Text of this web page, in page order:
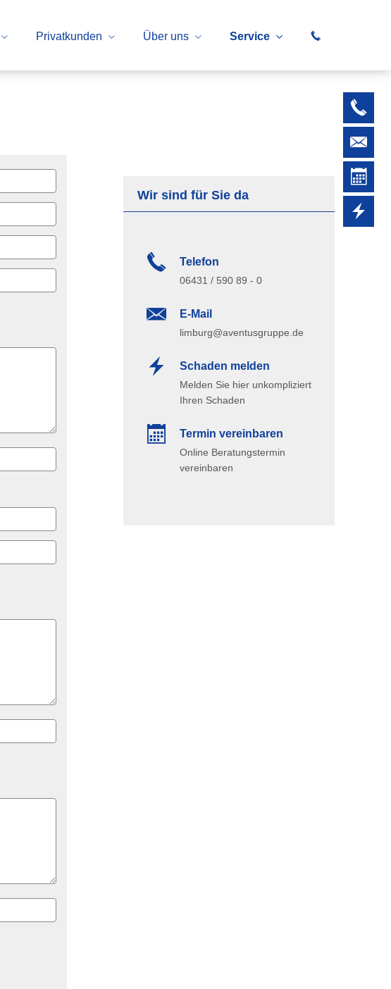
Privatkunden Über uns Service
Wir sind für Sie da
Telefon
06431 / 590 89 - 0
E-Mail
limburg@aventusgruppe.de
Schaden melden
Melden Sie hier unkompliziert
Ihren Schaden
Termin ver­ein­baren
Online Beratungstermin
vereinbaren